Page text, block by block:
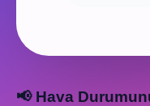
📢 Hava